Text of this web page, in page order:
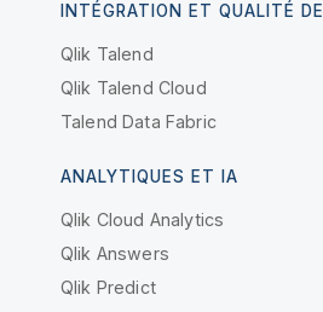
INTÉGRATION ET QUALITÉ
Qlik Talend
Qlik Talend Cloud
Talend Data Fabric
ANALYTIQUES ET IA
Qlik Cloud Analytics
Qlik Answers
Qlik Predict